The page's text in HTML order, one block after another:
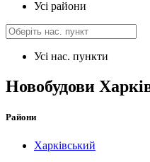
Усі райони
Усі нас. пункти
Новобудови
Райони
Харківський